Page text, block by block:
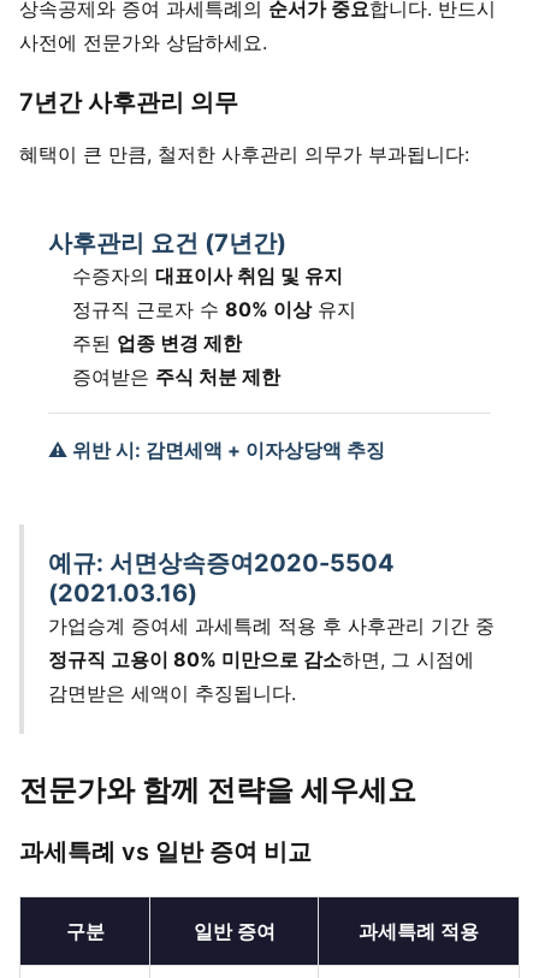
상속공제와 증여 과세특례의 순서가 중요합니다. 반드시
사전에 전문가와 상담하세요.
7년간 사후관리 의무
혜택이 큰 만큼, 철저한 사후관리 의무가 부과됩니다:
사후관리 요건 (7년간)
수증자의 대표이사 취임 및 유지
정규직 근로자 수 80% 이상유지
주된 업종 변경 제한
증여받은 주식 처분 제한
⚠ 위반 시: 감면세액 + 이자상당액 추징
예규: 서면상속증여2020-5504
(2021.03.16)
가업승계 증여세 과세특례 적용 후 사후관리 기간 중
정규직 고용이 80% 미만으로 감소하면, 그 시점에
감면받은 세액이 추징됩니다.
전문가와 함께 전략을 세우세요
과세특례 vs 일반 증여 비교
구분 일반 증여 과세특례 적용